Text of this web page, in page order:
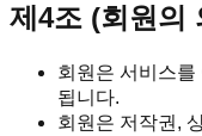
제4조 (회원의
회원은 서비스
됩니다.
회원은 저작권,